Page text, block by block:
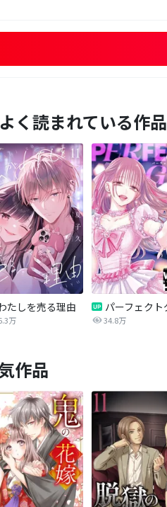
く読まれている作品
たしを売る理由
万 34.8万
作品